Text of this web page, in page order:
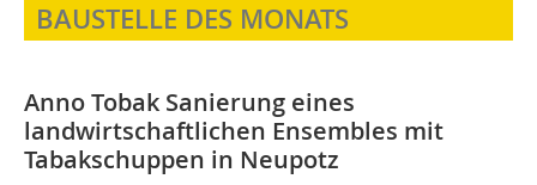
BAUSTELLE DES MONATS
Anno Tobak Sanierung eines
landwirtschaftlichen Ensembles mit
Tabakschuppen in Neupotz